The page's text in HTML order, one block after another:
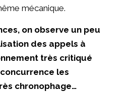
mécanique.
on observe un peu
des appels à
très critiqué
les
chronophage…